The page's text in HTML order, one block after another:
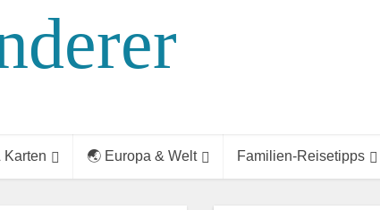
Karten 🌏 Europa & Welt Familien-Reisetipps